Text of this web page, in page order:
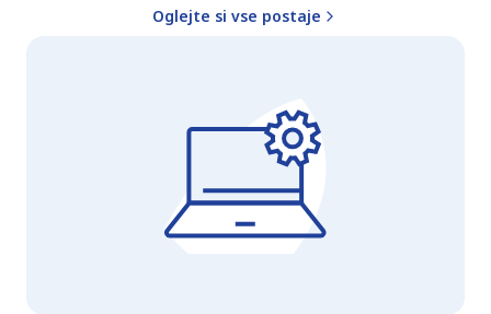
Oglejte si vse postaje